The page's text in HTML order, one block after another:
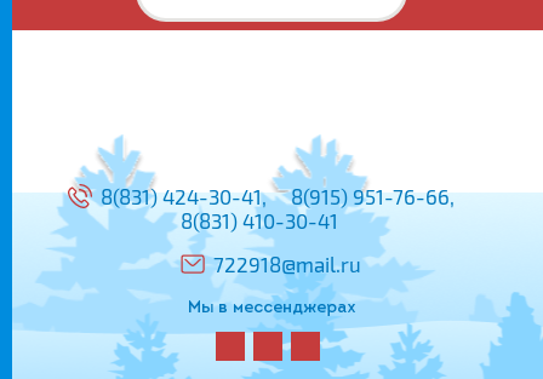
8(831)424-30-41, 8(915) 951-76-66,
8(831) 410-30-41
722918@mail.ru
Мы в мессенджерах